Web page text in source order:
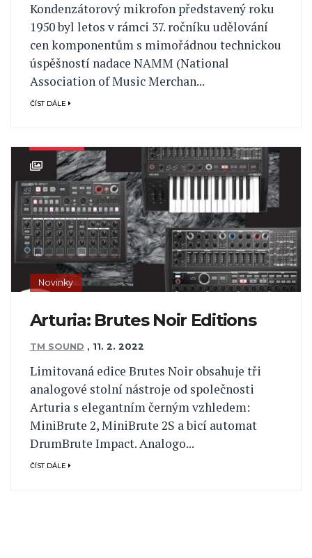
Kondenzátorový mikrofon představený roku
1950 byl letos v rámci 37. ročníku udělování
cen komponentům s mimořádnou technickou
úspěšností nadace NAMM (National
Association of Music Merchan...
ČÍST DÁLE
Novinky
Arturia: Brutes Noir Editions
TM SOUND , 11. 2. 2022
Limitovaná edice Brutes Noir obsahuje tři
analogové stolní nástroje od společnosti
Arturia s elegantním černým vzhledem:
MiniBrute 2, MiniBrute 2S a bicí automat
DrumBrute Impact. Analogo...
ČÍST DÁLE